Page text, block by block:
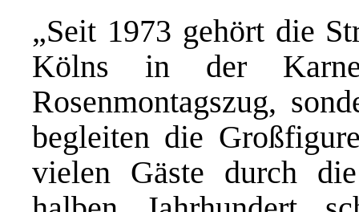
„Seit 1973 gehört die
Kölns in der
Rosenmontagszug,
begleiten die
vielen Gäste durch